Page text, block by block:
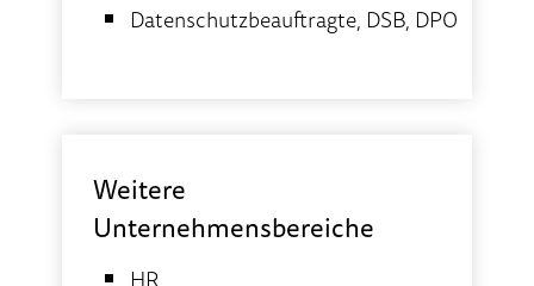
Datenschutzbeauftragte, DSB, DPO
Weitere
Unternehmensbereiche
HR